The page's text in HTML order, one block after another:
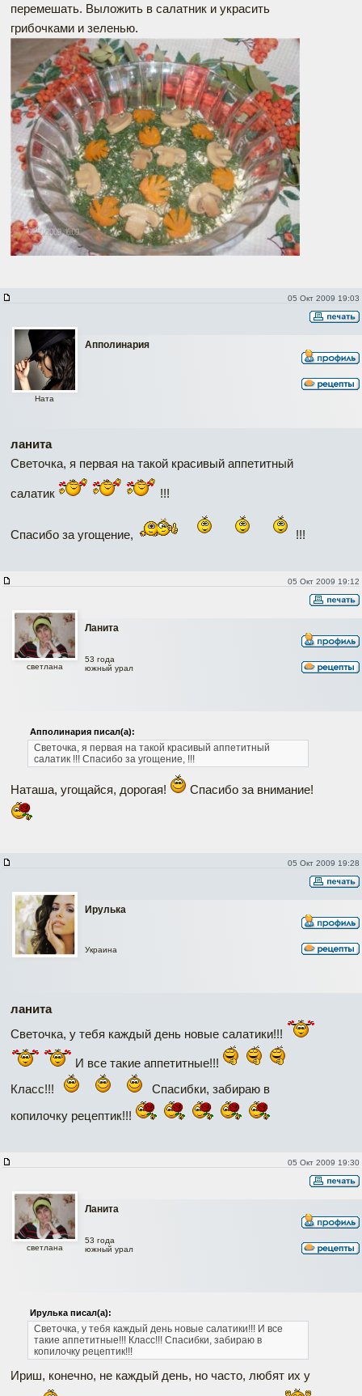
перемешать. Выложить в салатник и украсить
грибочками и зеленью.
05 Окт 2009 19:03
Апполинария
Ната
ланита
Светочка, я первая на такой красивый аппетитный
салатик !!!
Спасибо за угощение, !!!
05 Окт 2009 19:12
Ланита
светлана
53 года
южный урал
Апполинария писал(а):
Светочка, я первая на такой красивый аппетитный
салатик !!! Спасибо за угощение, !!!
Наташа, угощайся, дорогая! Спасибо за внимание!
05 Окт 2009 19:28
Ирулька
Украина
ланита
Светочка, у тебя каждый день новые салатики!!!
И все такие аппетитные!!!
Класс!!!
Спасибки, забираю в
копилочку рецептик!!!
05 Окт 2009 19:30
Ланита
светлана
53 года
южный урал
Ирулька писал(а):
Светочка, у тебя каждый день новые салатики!!! И все
такие аппетитные!!! Класс!!! Спасибки, забираю в
копилочку рецептик!!!
Ириш, конечно, не каждый день, но часто, любят их у